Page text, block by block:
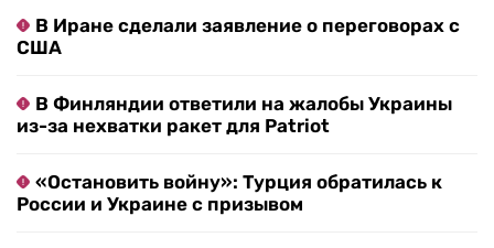
В Иране сделали заявление о переговорах с
США
В Финляндии ответили на жалобы Украины
из-за нехватки ракет для Patriot
«Остановить войну»: Турция обратилась к
России и Украине с призывом